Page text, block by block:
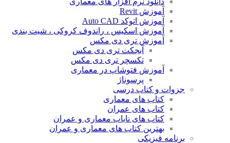
آموزش Revit
آموزش اتوکد Auto CAD
آموزش اسکیس ، راندوف کروکی ، شیت بندی
آموزش تری دی مکس
آبجکت تری دی مکس
تکسچر تری دی مکس
آموزش فتوشاپ در معماری
پرسوناژ
جزوات و کتاب درسی
کتاب های معماری
کتاب های عمران
کتاب های نایاب معماری و عمران
بهترین کتاب های معماری و عمران
برنامه فیزیکی